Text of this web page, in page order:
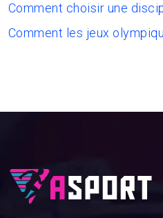
Comment choisir une
Comment les jeux